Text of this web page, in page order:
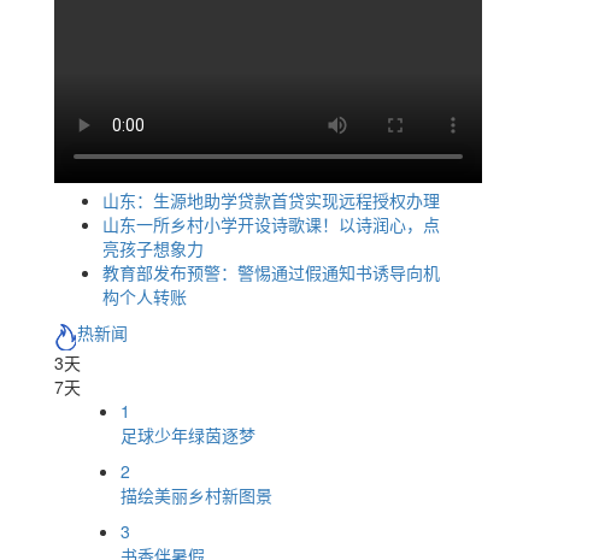
山东：生源地助学贷款首贷实现远程授权办理
山东一所乡村小学开设诗歌课！以诗润心，点
亮孩子想象力
教育部发布预警：警惕通过假通知书诱导向机
构个人转账
热新闻
3天
7天
1
足球少年绿茵逐梦
2
描绘美丽乡村新图景
3
书香伴暑假